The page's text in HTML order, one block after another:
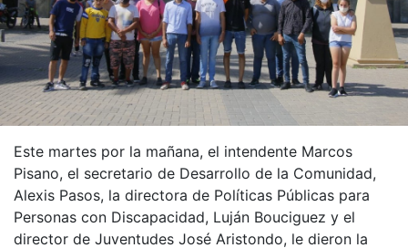
Este martes por la mañana, el intendente Marcos
Pisano, el secretario de Desarrollo de la Comunidad,
Alexis Pasos, la directora de Políticas Públicas para
Personas con Discapacidad, Luján Bouciguez y el
director de Juventudes José Aristondo, le dieron la